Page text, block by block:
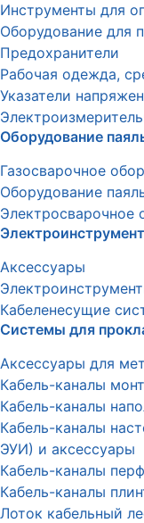
Инструменты для
Оборудование для
Предохранители
Рабочая одежда,
Указатели
Оборудование
Газосварочное
Оборудование
Электросварочное
Аксессуары
Кабеленесущие
Системы для
Аксессуары для
Кабель-каналы
Кабель-каналы
Кабель-каналы
ЭУИ) и аксессуары
Кабель-каналы
Кабель-каналы
Лоток кабельный